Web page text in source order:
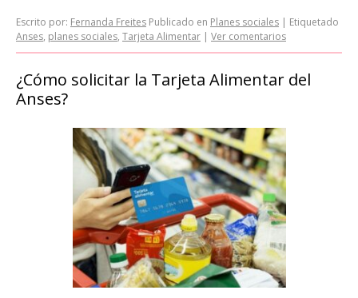
Escrito por: Fernanda Freites Publicado en Planes sociales | Etiquetado
Anses, planes sociales, Tarjeta Alimentar | Ver comentarios
¿Cómo solicitar la Tarjeta Alimentar del
Anses?